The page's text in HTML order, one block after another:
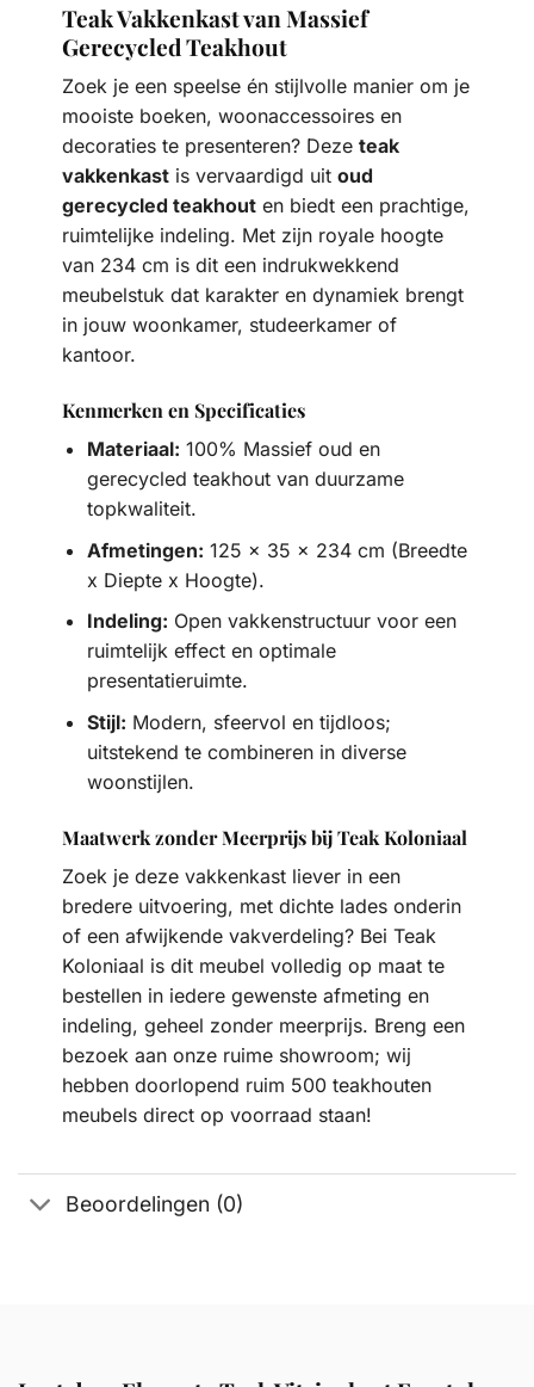
Teak Vakkenkast van Massief
Gerecycled Teakhout
Zoek je een speelse én stijlvolle manier om je
mooiste boeken, woonaccessoires en
decoraties te presenteren? Deze teak
vakkenkastis vervaardigd uit oud
gerecycled teakhouten biedt een prachtige,
ruimtelijke indeling. Met zijn royale hoogte
van 234 cm is dit een indrukwekkend
meubelstuk dat karakter en dynamiek brengt
in jouw woonkamer, studeerkamer of
kantoor.
Kenmerken en Specificaties
Materiaal: 100% Massief oud en
gerecycled teakhout van duurzame
topkwaliteit.
Afmetingen: 125 x 35 x 234 cm (Breedte
x Diepte x Hoogte).
Indeling: Open vakkenstructuur voor een
ruimtelijk effect en optimale
presentatieruimte.
Stijl: Modern, sfeervol en tijdloos;
uitstekend te combineren in diverse
woonstijlen.
Maatwerk zonder Meerprijs bij Teak Koloniaal
Zoek je deze vakkenkast liever in een
bredere uitvoering, met dichte lades onderin
of een afwijkende vakverdeling? Bei Teak
Koloniaal is dit meubel volledig op maat te
bestellen in iedere gewenste afmeting en
indeling, geheel zonder meerprijs. Breng een
bezoek aan onze ruime showroom; wij
hebben doorlopend ruim 500 teakhouten
meubels direct op voorraad staan!
Beoordelingen (0)